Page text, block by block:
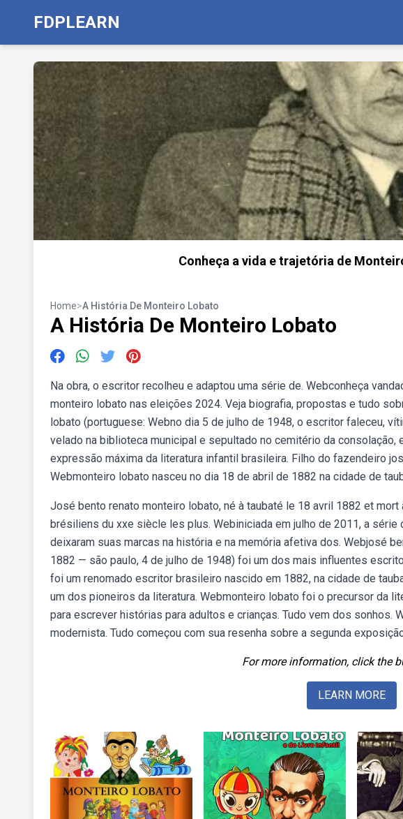
FDPLEARN
Conheça a vida e trajetória de
Home>A História De Monteiro Lobato
A História De Monteiro Lobato
Na obra, o escritor recolheu e adaptou uma série de. Webconheça
monteiro lobato nas eleições 2024. Veja biografia, propostas e tudo
lobato (portuguese: Webno dia 5 de julho de 1948, o escritor faleceu,
velado na biblioteca municipal e sepultado no cemitério da
expressão máxima da literatura infantil brasileira. Filho do fazendeiro
Webmonteiro lobato nasceu no dia 18 de abril de 1882 na cidade de
José bento renato monteiro lobato, né à taubaté le 18 avril 1882 et
brésiliens du xxe siècle les plus. Webiniciada em julho de 2011, a série
deixaram suas marcas na história e na memória afetiva dos. Webjosé
1882 — são paulo, 4 de julho de 1948) foi um dos mais influentes
foi um renomado escritor brasileiro nascido em 1882, na cidade de
um dos pioneiros da literatura. Webmonteiro lobato foi o precursor da
para escrever histórias para adultos e crianças. Tudo vem dos sonhos.
modernista. Tudo começou com sua resenha sobre a segunda
For more information, click the
LEARN MORE